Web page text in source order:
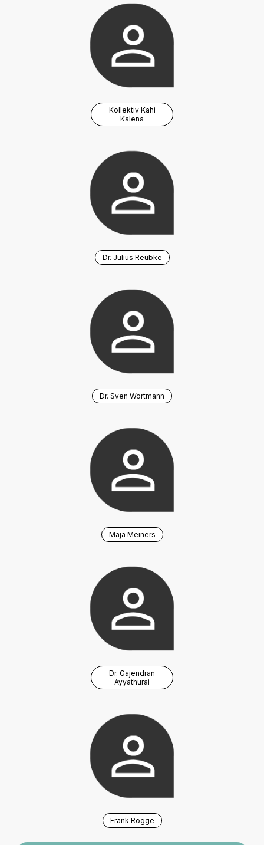
Kollektiv Kahi
Kalena
Dr. Julius Reubke
Dr. Sven Wortmann
Maja Meiners
Dr. Gajendran
Ayyathurai
Frank Rogge